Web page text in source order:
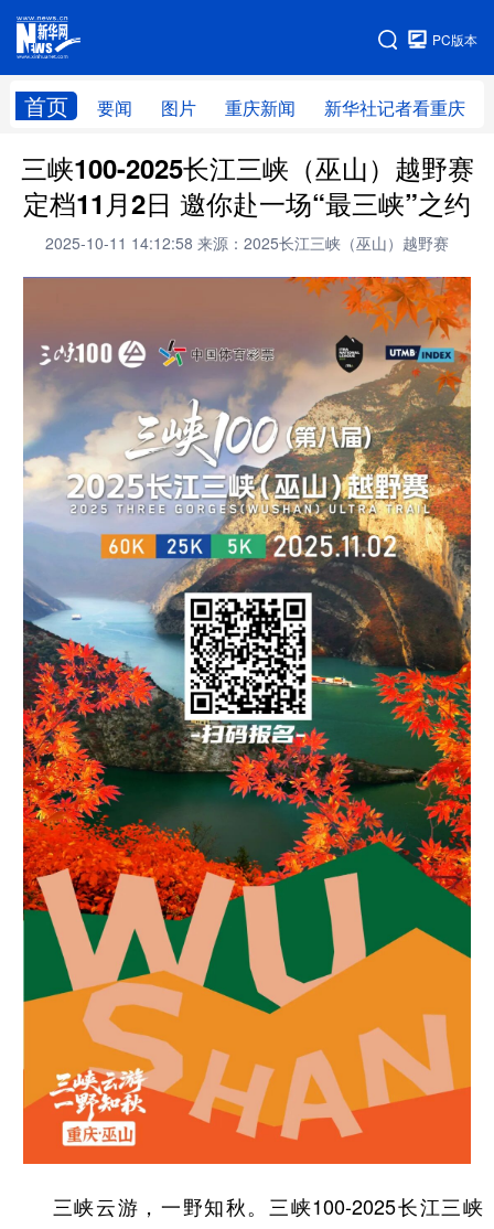
PC版本
首页 要闻 图片 重庆新闻 新华社记者看重庆
网站地图
三峡100-2025长江三峡（巫山）越野赛
定档11月2日 邀你赴一场“最三峡”之约
2025-10-11 14:12:58 来源：2025长江三峡（巫山）越野赛
三峡云游，一野知秋。三峡100-2025长江三峡